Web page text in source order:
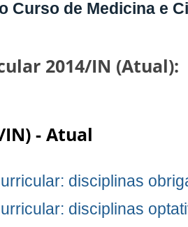
Curso de Medicina e
2014/IN (Atual):
IN) - Atual
disciplinas
disciplinas